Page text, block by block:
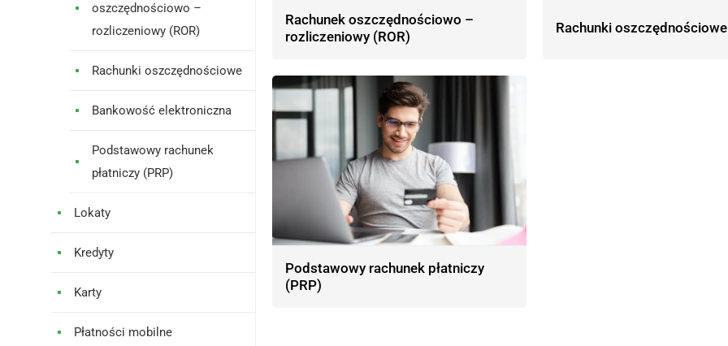
oszczędnościowo –
rozliczeniowy (ROR)
Rachunki oszczędnościowe
Bankowość elektroniczna
Podstawowy rachunek
płatniczy (PRP)
Lokaty
Kredyty
Karty
Płatności mobilne
Rachunek oszczędnościowo –
rozliczeniowy (ROR)
Rachunki oszczędnościowe
Podstawowy rachunek płatniczy
(PRP)